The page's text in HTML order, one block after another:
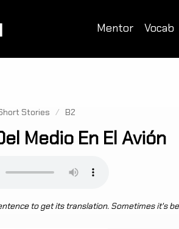
Mentor Vocab
Stories / B2
Medio En El Avión
to get its translation. Sometimes it's